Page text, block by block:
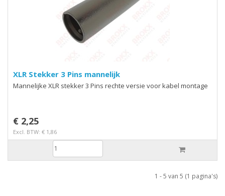
XLR Stekker 3 Pins mannelijk
Mannelijke XLR stekker 3 Pins rechte versie voor kabel montage
€ 2,25
Excl. BTW: € 1,86
1 - 5 van 5 (1 pagina's)